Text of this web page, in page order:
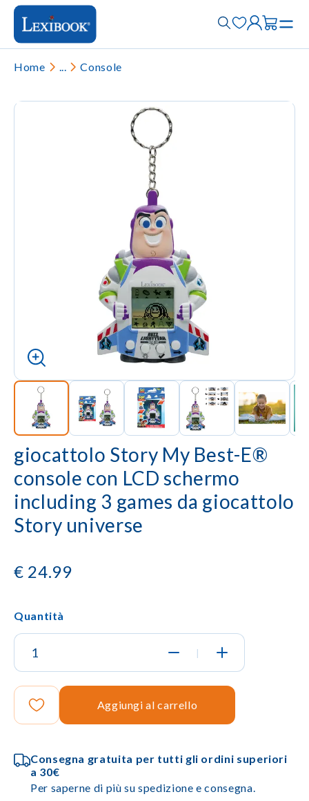
Home ... Console
giocattolo Story My Best-E®
console con LCD schermo
including 3 games da giocattolo
Story universe
€ 24.99
Quantità
|
Aggiungi al carrello
Consegna gratuita per tutti gli ordini superiori
a 30€
Per saperne di più su spedizione e consegna.